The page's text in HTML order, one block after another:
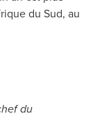
du Sud, au
du